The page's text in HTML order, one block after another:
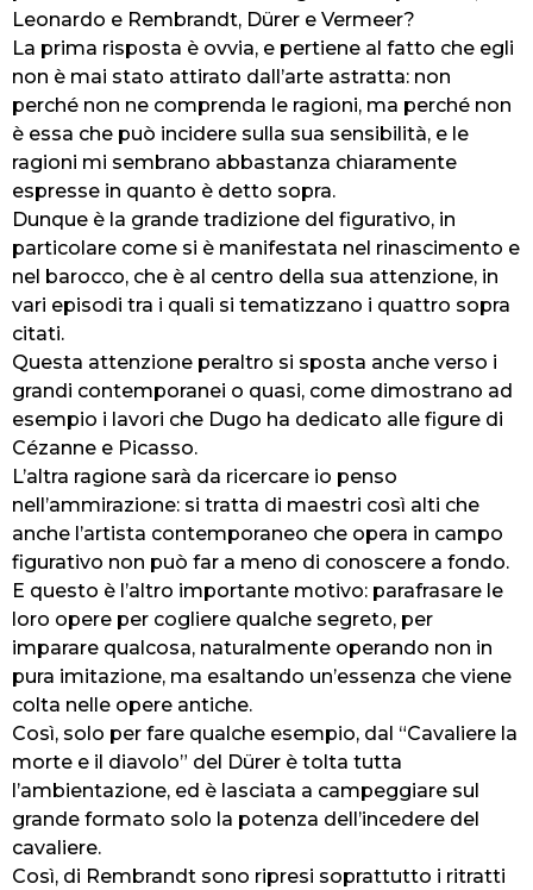
Leonardo e Rembrandt, Dürer e Vermeer?
La prima risposta è ovvia, e pertiene al fatto che egli
non è mai stato attirato dall’arte astratta: non
perché non ne comprenda le ragioni, ma perché non
è essa che può incidere sulla sua sensibilità, e le
ragioni mi sembrano abbastanza chiaramente
espresse in quanto è detto sopra.
Dunque è la grande tradizione del figurativo, in
particolare come si è manifestata nel rinascimento e
nel barocco, che è al centro della sua attenzione, in
vari episodi tra i quali si tematizzano i quattro sopra
citati.
Questa attenzione peraltro si sposta anche verso i
grandi contemporanei o quasi, come dimostrano ad
esempio i lavori che Dugo ha dedicato alle figure di
Cézanne e Picasso.
L’altra ragione sarà da ricercare io penso
nell’ammirazione: si tratta di maestri così alti che
anche l’artista contemporaneo che opera in campo
figurativo non può far a meno di conoscere a fondo.
E questo è l’altro importante motivo: parafrasare le
loro opere per cogliere qualche segreto, per
imparare qualcosa, naturalmente operando non in
pura imitazione, ma esaltando un’essenza che viene
colta nelle opere antiche.
Così, solo per fare qualche esempio, dal “Cavaliere la
morte e il diavolo” del Dürer è tolta tutta
l’ambientazione, ed è lasciata a campeggiare sul
grande formato solo la potenza dell’incedere del
cavaliere.
Così, di Rembrandt sono ripresi soprattutto i ritratti